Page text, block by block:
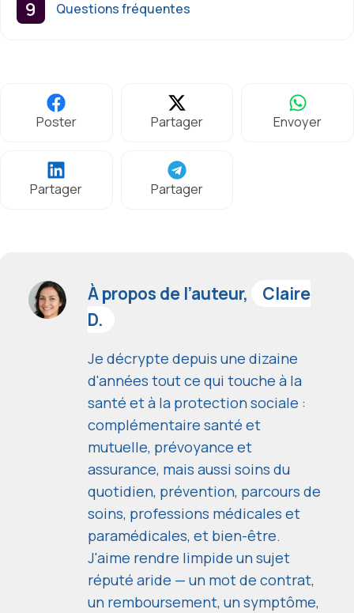
Questions fréquentes
Poster Partager Envoyer
Partager Partager
À propos de l’auteur,
Claire
D.
Je décrypte depuis une dizaine
d'années tout ce qui touche à la
santé et à la protection sociale :
complémentaire santé et
mutuelle, prévoyance et
assurance, mais aussi soins du
quotidien, prévention, parcours de
soins, professions médicales et
paramédicales, et bien-être.
J'aime rendre limpide un sujet
réputé aride — un mot de contrat,
un remboursement, un symptôme,